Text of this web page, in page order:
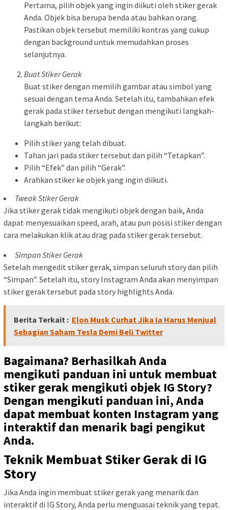
Pertama, pilih objek yang ingin diikuti oleh stiker gerak
Anda. Objek bisa berupa benda atau bahkan orang.
Pastikan objek tersebut memiliki kontras yang cukup
dengan background untuk memudahkan proses
selanjutnya.
Buat Stiker Gerak
Buat stiker dengan memilih gambar atau simbol yang
sesuai dengan tema Anda. Setelah itu, tambahkan efek
gerak pada stiker tersebut dengan mengikuti langkah-
langkah berikut:
Pilih stiker yang telah dibuat.
Tahan jari pada stiker tersebut dan pilih “Tetapkan”.
Pilih “Efek” dan pilih “Gerak”.
Arahkan stiker ke objek yang ingin diikuti.
Tweak Stiker Gerak
Jika stiker gerak tidak mengikuti objek dengan baik, Anda
dapat menyesuaikan speed, arah, atau pun posisi stiker dengan
cara melakukan klik atau drag pada stiker gerak tersebut.
Simpan Stiker Gerak
Setelah mengedit stiker gerak, simpan seluruh story dan pilih
“Simpan”. Setelah itu, story Instagram Anda akan menyimpan
stiker gerak tersebut pada story highlights Anda.
Berita Terkait : Elon Musk Curhat Jika Ia Harus Menjual
Sebagian Saham Tesla Demi Beli Twitter
Bagaimana? Berhasilkah Anda
mengikuti panduan ini untuk membuat
stiker gerak mengikuti objek IG Story?
Dengan mengikuti panduan ini, Anda
dapat membuat konten Instagram yang
interaktif dan menarik bagi pengikut
Anda.
Teknik Membuat Stiker Gerak di IG
Story
Jika Anda ingin membuat stiker gerak yang menarik dan
interaktif di IG Story, Anda perlu menguasai teknik yang tepat.